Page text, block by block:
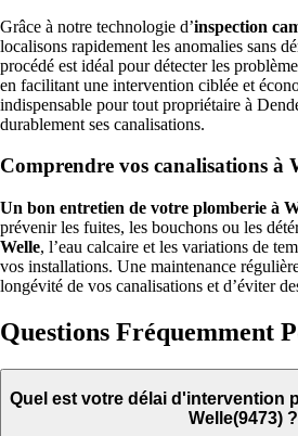
Grâce à notre technologie d’inspection
localisons rapidement les anomalies sans
procédé est idéal pour détecter les
en facilitant une intervention ciblée et
indispensable pour tout propriétaire à
durablement ses canalisations.
Comprendre vos canalisations à
Un bon entretien de votre plomberie à
prévenir les fuites, les bouchons ou les
Welle, l’eau calcaire et les variations de
vos installations. Une maintenance
longévité de vos canalisations et d’éviter
Questions Fréquemment
Quel est votre délai d'intervention
Welle(9473) ?